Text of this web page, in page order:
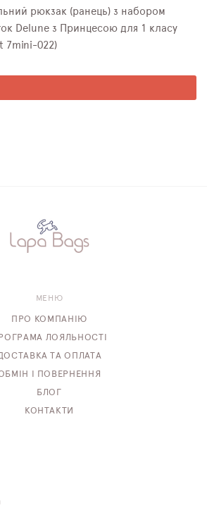
рюкзак (ранець) з набором
Delune з Принцесою для 1 класу
7mini-022)
МЕНЮ
ПРО КОМПАНІЮ
ЛОЯЛЬНОСТІ
ТА ОПЛАТА
І ПОВЕРНЕННЯ
БЛОГ
КОНТАКТИ